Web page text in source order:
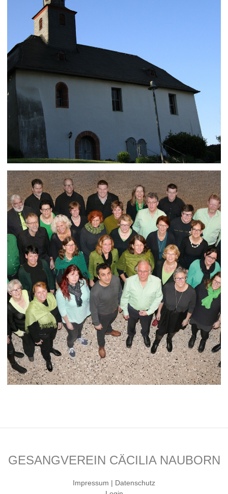
GESANGVEREIN CÄCILIA NAUBORN
Impressum | Datenschutz